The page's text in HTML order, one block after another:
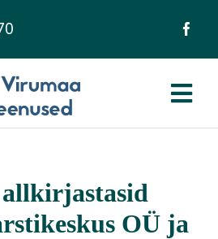
allkirjastasid
OÜ ja